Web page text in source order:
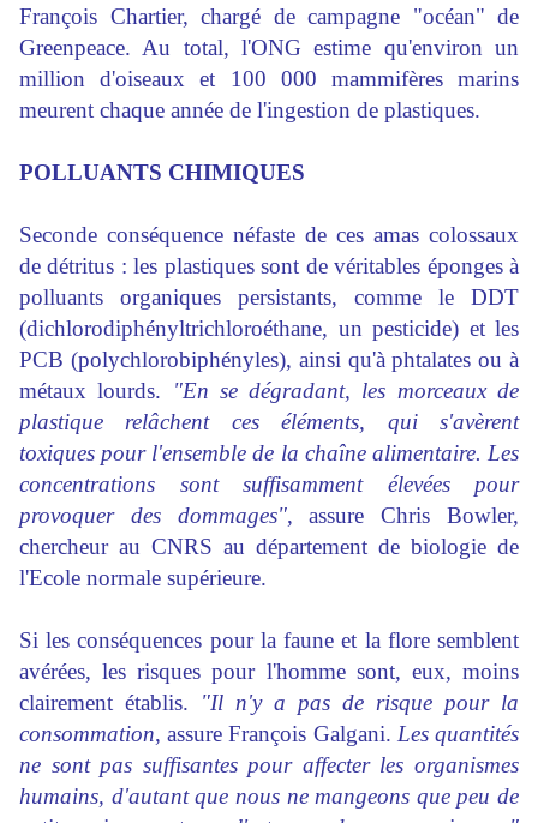
François Chartier, chargé de campagne "océan" de
Greenpeace. Au total, l'ONG estime qu'environ un
million d'oiseaux et 100 000 mammifères marins
meurent chaque année de l'ingestion de plastiques.
POLLUANTS CHIMIQUES
Seconde conséquence néfaste de ces amas colossaux
de détritus : les plastiques sont de véritables éponges à
polluants organiques persistants, comme le DDT
(dichlorodiphényltrichloroéthane, un pesticide) et les
PCB (polychlorobiphényles), ainsi qu'à phtalates ou à
métaux lourds.
"En se dégradant, les morceaux de
plastique relâchent ces éléments, qui s'avèrent
toxiques pour l'ensemble de la chaîne alimentaire. Les
concentrations sont suffisamment élevées pour
provoquerdes dommages", assure Chris Bowler,
chercheur au CNRS au département de biologie de
l'Ecole normale supérieure.
Si les conséquences pour la faune et la flore semblent
avérées, les risques pour l'homme sont, eux, moins
clairement établis. "Il n'y a pas de risque pour la
consommation, assure François Galgani. Les quantités
ne sont pas suffisantes pour affecterles organismes
humains, d'autant que nous ne mangeons que peu de